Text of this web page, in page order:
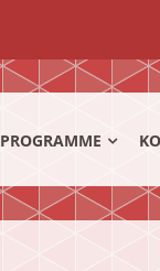
PROGRAMME